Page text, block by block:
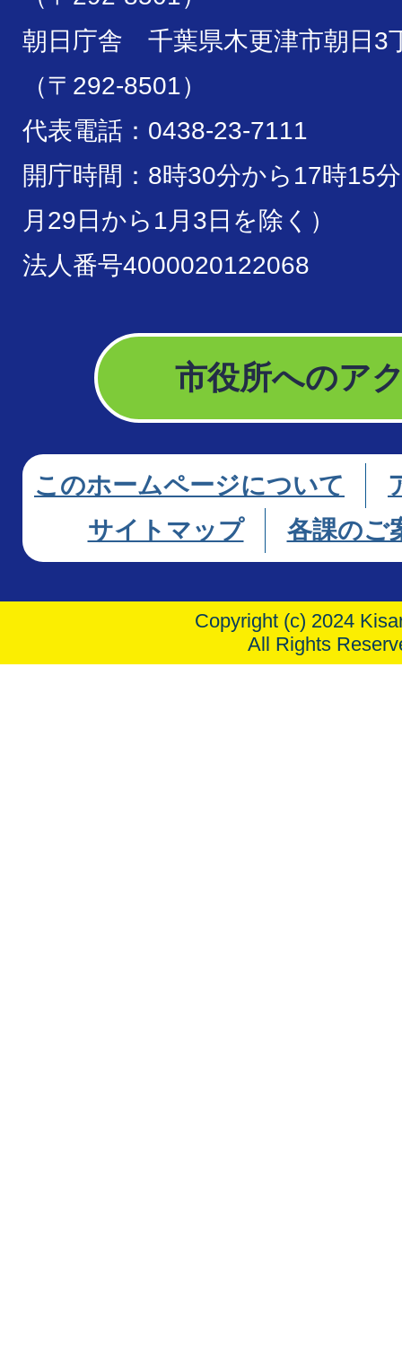
朝日庁舎 千葉県木更津市朝日3
（〒292-8501）
代表電話：0438-23-7111
開庁時間：8時30分から17時15
月29日から1月3日を除く）
法人番号4000020122068
市役所へのア
このホームページについて
サイトマップ
各課のご
Copyright (c) 2024
All Rights